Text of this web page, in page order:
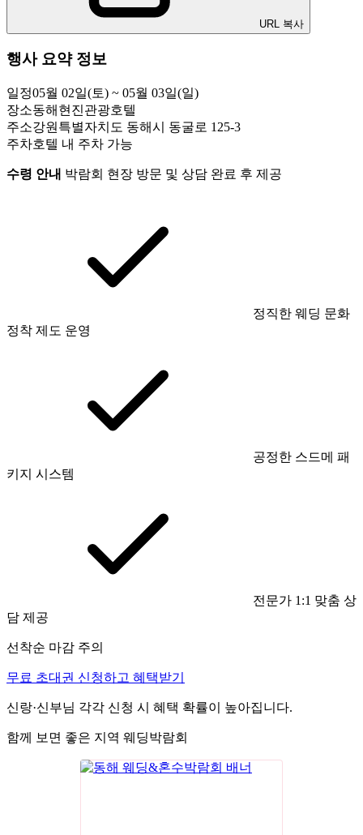
URL 복사
행사 요약 정보
일정05월 02일(토) ~ 05월 03일(일)
장소동해현진관광호텔
주소강원특별자치도 동해시 동굴로 125-3
주차호텔 내 주차 가능
수령 안내 박람회 현장 방문 및 상담 완료 후 제공
정직한 웨딩 문화
정착 제도 운영
공정한 스드메 패
키지 시스템
전문가 1:1 맞춤 상
담 제공
선착순 마감 주의
무료 초대권 신청하고 혜택받기
신랑·신부님 각각 신청 시 혜택 확률이 높아집니다.
함께 보면 좋은 지역 웨딩박람회